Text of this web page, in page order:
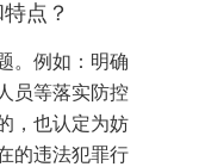
点？
。例如：明确
员等落实防控
，也认定为妨
的违法犯罪行